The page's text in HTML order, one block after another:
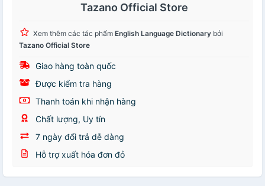
Tazano Official Store
Xem thêm các tác phẩm English Language Dictionary bởi
Tazano Official Store
Giao hàng toàn quốc
Được kiểm tra hàng
Thanh toán khi nhận hàng
Chất lượng, Uy tín
7 ngày đổi trả dễ dàng
Hỗ trợ xuất hóa đơn đỏ